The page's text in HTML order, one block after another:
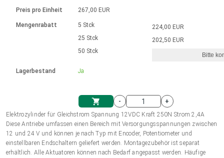
Einheitssystem
Einkaufswagen
Hubmagnete
230 - 50 Hz | 110 - 60 Hz
Drehzahlregelung für die AIS-Serie
Bürstenlose Gleichstrommotoren
mit Planetengetriebe und internem
Ø 28-42| 1-1400 rpm | <= 290Ncm
Bürstenlose DC Motor Controller
Gleichstrommotoren mit
Schneckengetriebe und Bürsten
Ø43-124mm | 31-425rpm | ≤ 41Nm
Treiber für Gleichstrommotoren mit
Synchron-Asynchron | für 1-4 Elektrozylinder
Synchron-Asynchron | für 1-4 Elektrozylinder
Français (EUR)
Polski (EUR)
Norsk (NOK)
Preis pro Einheit
Mengenrabatt
Lagerbestand
267,00 EUR
5 Stck
25 Stck
50 Stck
Ja
224,00 EUR
202,50 EUR
Bitte
-
+
Elektrozylinder für Gleichstrom Spannung 12VDC Kraft 250N Strom 2,4A
Diese Antriebe umfassen einen Bereich mit Versorgungsspannungen zwischen
12 und 24 V und können je nach Typ mit Encoder, Potentiometer und
einstellbaren Endschaltern geliefert werden. Montagezubehör ist separat
erhältlich. Alle Aktuatoren können nach Bedarf angepasst werden. Häufige